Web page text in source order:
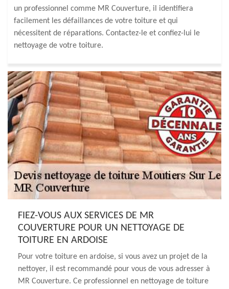
un professionnel comme MR Couverture, il identifiera
facilement les défaillances de votre toiture et qui
nécessitent de réparations. Contactez-le et confiez-lui le
nettoyage de votre toiture.
FIEZ-VOUS AUX SERVICES DE MR
COUVERTURE POUR UN NETTOYAGE DE
TOITURE EN ARDOISE
Pour votre toiture en ardoise, si vous avez un projet de la
nettoyer, il est recommandé pour vous de vous adresser à
MR Couverture. Ce professionnel en nettoyage de toiture